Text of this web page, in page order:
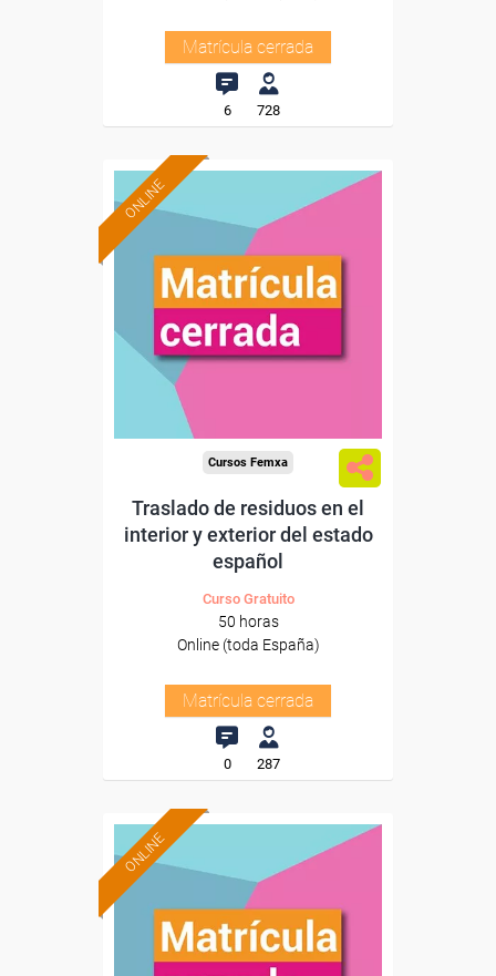
Matrícula cerrada
6 728
ONLINE
Cursos Femxa
Traslado de residuos en el
interior y exterior del estado
español
Curso Gratuito
50 horas
Online (toda España)
Matrícula cerrada
0 287
ONLINE